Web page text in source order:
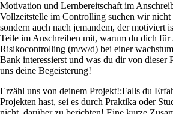
Motivation und Lernbereitschaft im
Vollzeitstelle im Controlling suchen wir nicht
sondern auch nach jemandem, der motiviert
Teile im Anschreiben mit, warum du dich für
Risikocontrolling (m/w/d) bei einer
Bank interessierst und was du dir von dieser
uns deine Begeisterung!
Erzähl uns von deinem Projekt!:Falls du
Projekten hast, sei es durch Praktika oder